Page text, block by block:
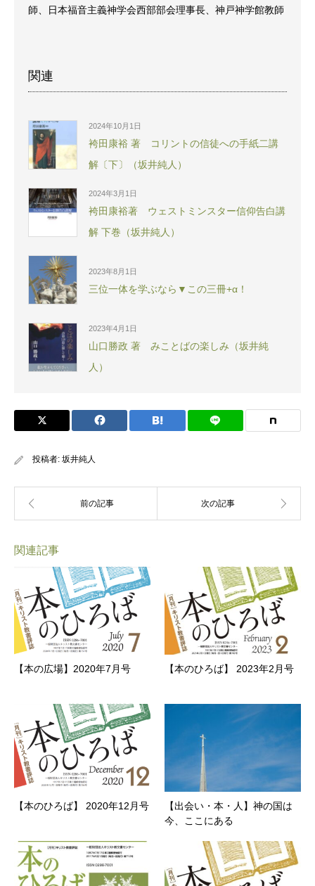
師、日本福音主義神学会西部部会理事長、神戸神学館教師
関連
2024年10月1日
袴田康裕 著 コリントの信徒への手紙二講
解〔下〕（坂井純人）
2024年3月1日
袴田康裕著 ウェストミンスター信仰告白講
解 下巻（坂井純人）
2023年8月1日
三位一体を学ぶなら▼この三冊+α！
2023年4月1日
山口勝政 著 みことばの楽しみ（坂井純
人）
投稿者: 坂井純人
関連記事
【本の広場】2020年7月号 【本のひろば】 2023年2月号
【本のひろば】 2020年12月号
【出会い・本・人】神の国は
今、ここにある